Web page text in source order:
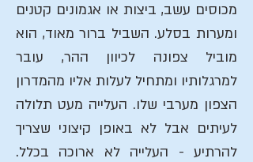
מכוסים עשב, ביצות או אגמונים קטנים
ומערות בסלע. השביל ברור מאוד, הוא
מוביל צפונה לכיוון ההר, עובר
למרגלותיו ומתחיל לעלות אליו מהמדרון
הצפון מערבי שלו. העלייה מעט תלולה
לעיתים אבל לא באופן קיצוני שצריך
להרתיע - העלייה לא ארוכה בכלל.